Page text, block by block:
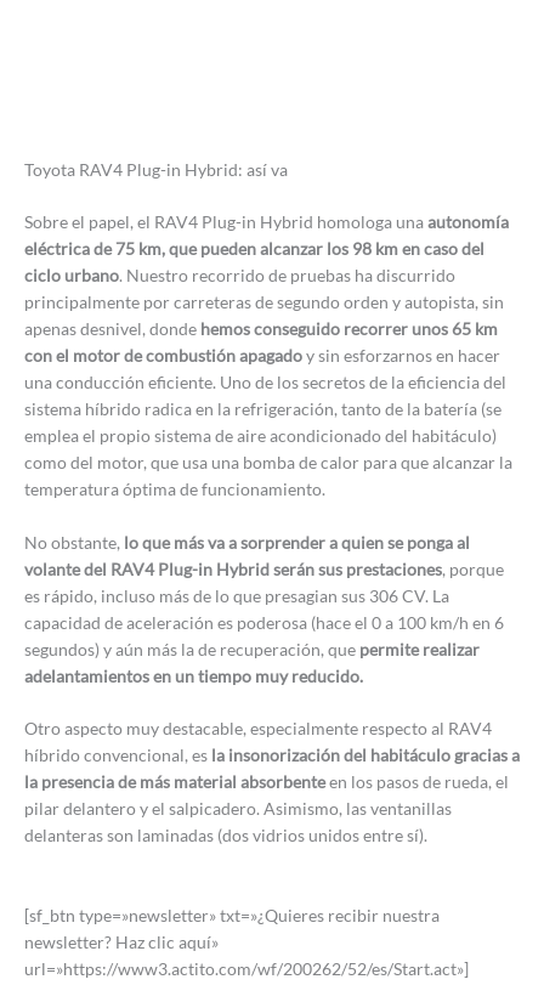
Toyota RAV4 Plug-in Hybrid: así va
Sobre el papel, el RAV4 Plug-in Hybrid homologa unaautonomía
eléctrica de 75 km, que pueden alcanzar los 98 km en caso del
ciclo urbano. Nuestro recorrido de pruebas ha discurrido
principalmente por carreteras de segundo orden y autopista, sin
apenas desnivel, donde hemos conseguido recorrer unos 65 km
con el motor de combustión apagadoy sin esforzarnos en hacer
una conducción eficiente. Uno de los secretos de la eficiencia del
sistema híbrido radica en la refrigeración, tanto de la batería (se
emplea el propio sistema de aire acondicionado del habitáculo)
como del motor, que usa una bomba de calor para que alcanzar la
temperatura óptima de funcionamiento.
No obstante, lo que más va a sorprender a quien se ponga al
volante del RAV4 Plug-in Hybrid serán sus prestaciones, porque
es rápido, incluso más de lo que presagian sus 306 CV. La
capacidad de aceleración es poderosa (hace el 0 a 100 km/h en 6
segundos) y aún más la de recuperación, que permite realizar
adelantamientos en un tiempo muy reducido.
Otro aspecto muy destacable, especialmente respecto al RAV4
híbrido convencional, es la insonorización del habitáculo gracias a
la presencia de más material absorbenteen los pasos de rueda, el
pilar delantero y el salpicadero. Asimismo, las ventanillas
delanteras son laminadas (dos vidrios unidos entre sí).
[sf_btn type=»newsletter» txt=»¿Quieres recibir nuestra
newsletter? Haz clic aquí»
url=»https://www3.actito.com/wf/200262/52/es/Start.act»]